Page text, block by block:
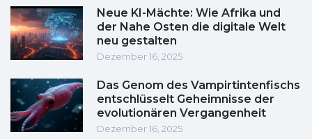
Neue KI-Mächte: Wie Afrika und
der Nahe Osten die digitale Welt
neu gestalten
Dezember 16, 2025
Das Genom des Vampirtintenfischs
entschlüsselt Geheimnisse der
evolutionären Vergangenheit
Dezember 16, 2025